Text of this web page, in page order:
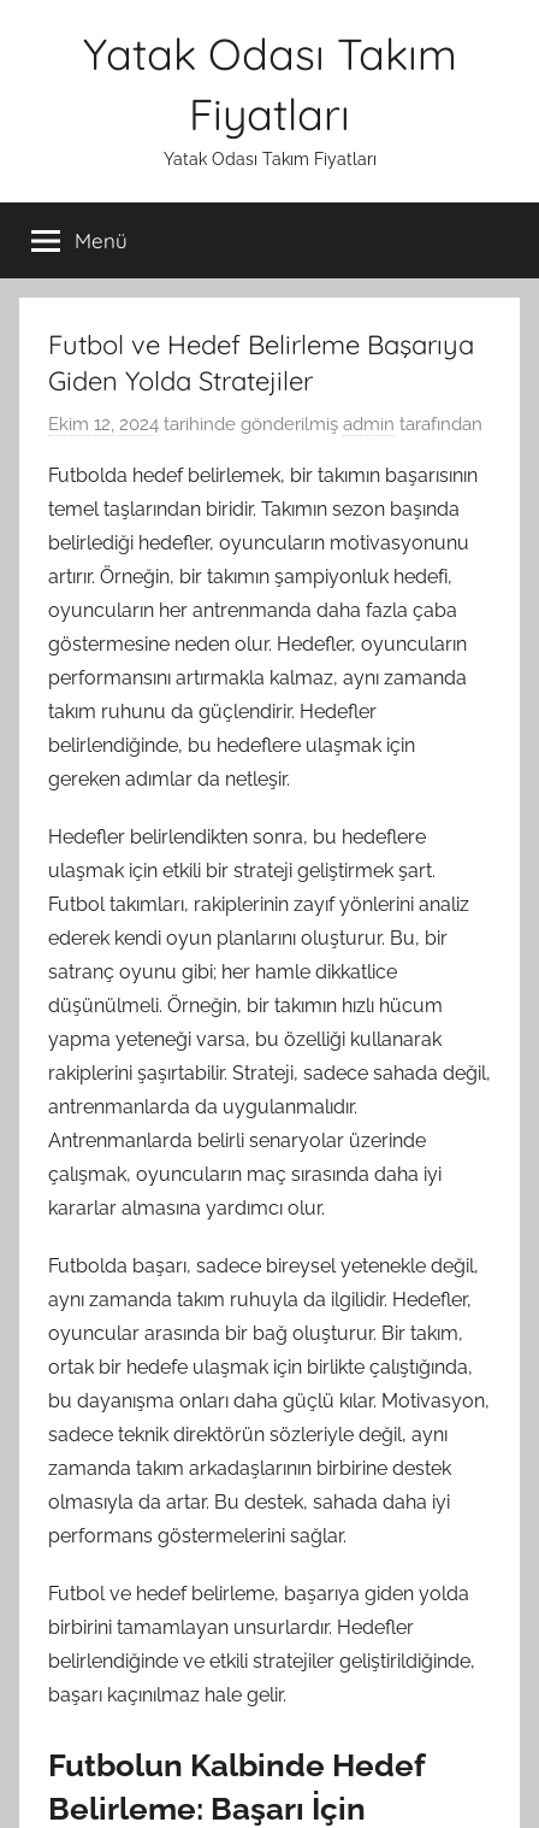
Yatak Odası Takım
Fiyatları
Yatak Odası Takım Fiyatları
Menü
Futbol ve Hedef Belirleme Başarıya
Giden Yolda Stratejiler
Ekim 12, 2024 tarihinde gönderilmiş admin tarafından
Futbolda hedef belirlemek, bir takımın başarısının
temel taşlarından biridir. Takımın sezon başında
belirlediği hedefler, oyuncuların motivasyonunu
artırır. Örneğin, bir takımın şampiyonluk hedefi,
oyuncuların her antrenmanda daha fazla çaba
göstermesine neden olur. Hedefler, oyuncuların
performansını artırmakla kalmaz, aynı zamanda
takım ruhunu da güçlendirir. Hedefler
belirlendiğinde, bu hedeflere ulaşmak için
gereken adımlar da netleşir.
Hedefler belirlendikten sonra, bu hedeflere
ulaşmak için etkili bir strateji geliştirmek şart.
Futbol takımları, rakiplerinin zayıf yönlerini analiz
ederek kendi oyun planlarını oluşturur. Bu, bir
satranç oyunu gibi; her hamle dikkatlice
düşünülmeli. Örneğin, bir takımın hızlı hücum
yapma yeteneği varsa, bu özelliği kullanarak
rakiplerini şaşırtabilir. Strateji, sadece sahada değil,
antrenmanlarda da uygulanmalıdır.
Antrenmanlarda belirli senaryolar üzerinde
çalışmak, oyuncuların maç sırasında daha iyi
kararlar almasına yardımcı olur.
Futbolda başarı, sadece bireysel yetenekle değil,
aynı zamanda takım ruhuyla da ilgilidir. Hedefler,
oyuncular arasında bir bağ oluşturur. Bir takım,
ortak bir hedefe ulaşmak için birlikte çalıştığında,
bu dayanışma onları daha güçlü kılar. Motivasyon,
sadece teknik direktörün sözleriyle değil, aynı
zamanda takım arkadaşlarının birbirine destek
olmasıyla da artar. Bu destek, sahada daha iyi
performans göstermelerini sağlar.
Futbol ve hedef belirleme, başarıya giden yolda
birbirini tamamlayan unsurlardır. Hedefler
belirlendiğinde ve etkili stratejiler geliştirildiğinde,
başarı kaçınılmaz hale gelir.
Futbolun Kalbinde Hedef
Belirleme: Başarı İçin